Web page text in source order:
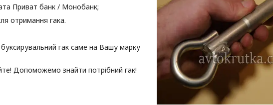
Приват банк / Монобанк;
отримання гака.
гак саме на Вашу марку
Допоможемо знайти потрібний гак!